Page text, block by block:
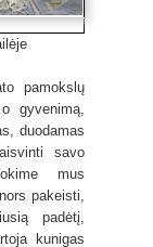
pamokslų
gyvenimą,
duodamas
savo
mus
pakeisti,
padėtį,
kunigas